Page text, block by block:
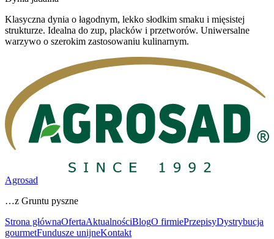
Klasyczna dynia o łagodnym, lekko słodkim smaku i mięsistej
strukturze. Idealna do zup, placków i przetworów. Uniwersalne
warzywo o szerokim zastosowaniu kulinarnym.
Agrosad
…z Gruntu pyszne
Strona głównaOfertaAktualnościBlogO firmiePrzepisyDystrybucja
gourmetFundusze unijneKontakt